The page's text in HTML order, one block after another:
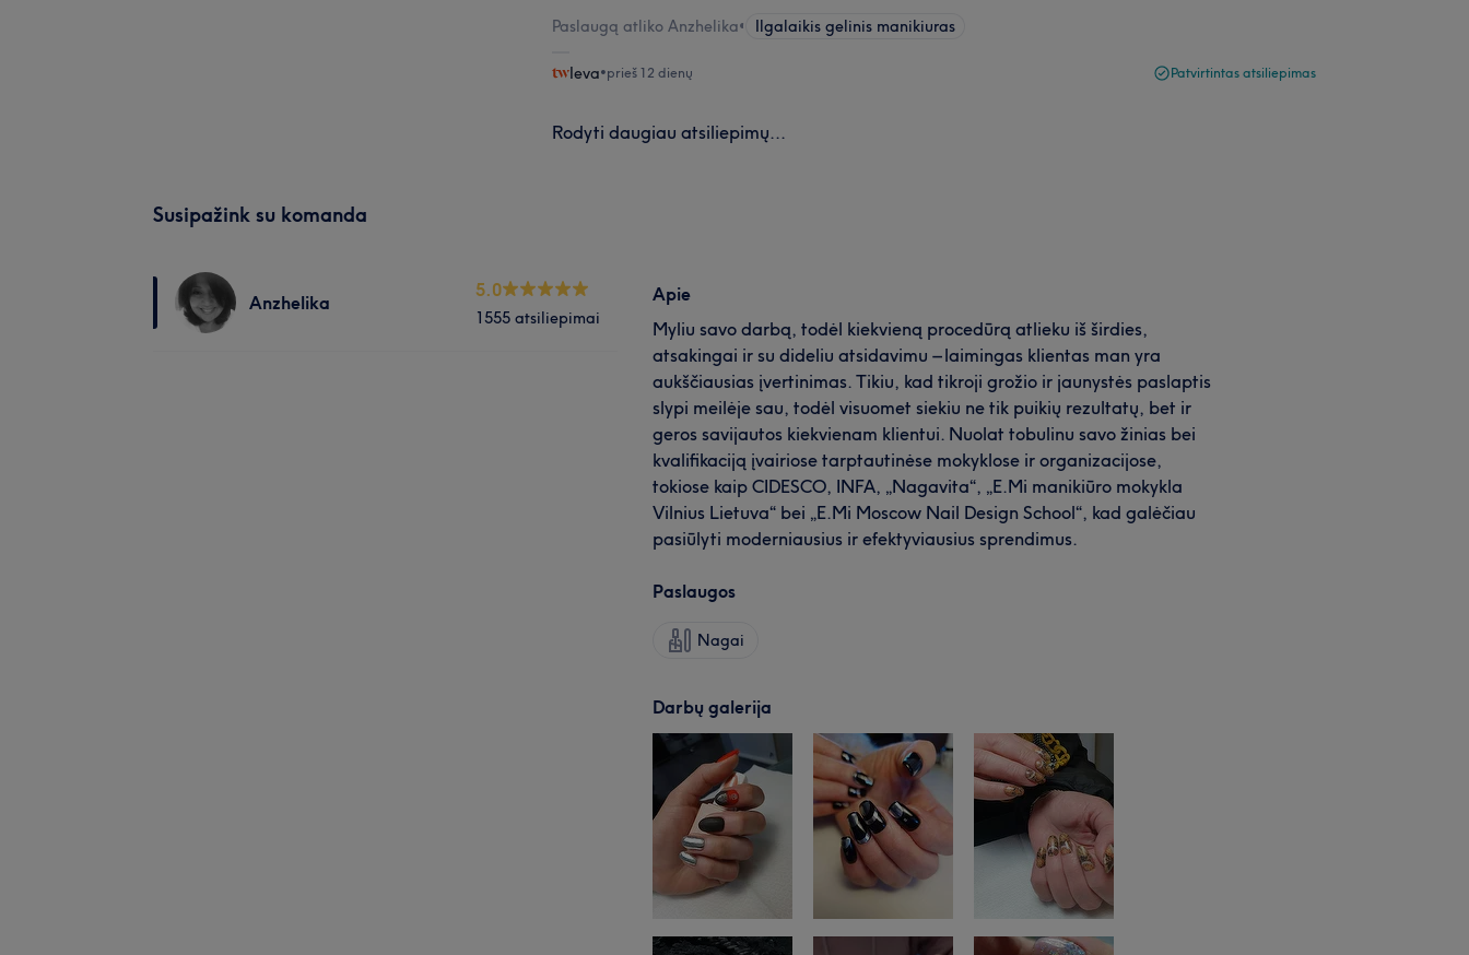
Paslaugą atliko Anzhelika• Ilgalaikis gelinis manikiuras
Ieva•prieš 12 dienų Patvirtintas atsiliepimas
Rodyti daugiau atsiliepimų...
Susipažink su komanda
Anzhelika
5.0
1555 atsiliepimai
Apie
Myliu savo darbą, todėl kiekvieną procedūrą atlieku iš širdies,
atsakingai ir su dideliu atsidavimu – laimingas klientas man yra
aukščiausias įvertinimas. Tikiu, kad tikroji grožio ir jaunystės paslaptis
slypi meilėje sau, todėl visuomet siekiu ne tik puikių rezultatų, bet ir
geros savijautos kiekvienam klientui. Nuolat tobulinu savo žinias bei
kvalifikaciją įvairiose tarptautinėse mokyklose ir organizacijose,
tokiose kaip CIDESCO, INFA, „Nagavita“, „E.Mi manikiūro mokykla
Vilnius Lietuva“ bei „E.Mi Moscow Nail Design School“, kad galėčiau
pasiūlyti moderniausius ir efektyviausius sprendimus.
Paslaugos
Nagai
Darbų galerija